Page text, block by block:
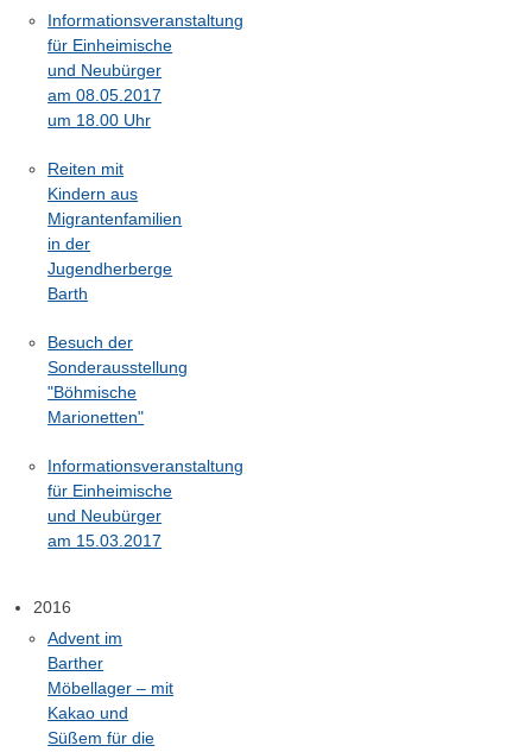
Informationsveranstaltung
für Einheimische
und Neubürger
am 08.05.2017
um 18.00 Uhr
Reiten mit
Kindern aus
Migrantenfamilien
in der
Jugendherberge
Barth
Besuch der
Sonderausstellung
"Böhmische
Marionetten"
Informationsveranstaltung
für Einheimische
und Neubürger
am 15.03.2017
2016
Advent im
Barther
Möbellager – mit
Kakao und
Süßem für die